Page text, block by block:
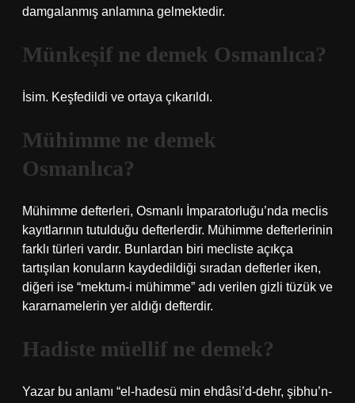
damgalanmış anlamına gelmektedir.
Münkeşif ne demek Osmanlıca?
İsim. Keşfedildi ve ortaya çıkarıldı.
Mühimme ne demek
Osmanlıca?
Mühimme defterleri, Osmanlı İmparatorluğu’nda meclis
kayıtlarının tutulduğu defterlerdir. Mühimme defterlerinin
farklı türleri vardır. Bunlardan biri mecliste açıkça
tartışılan konuların kaydedildiği sıradan defterler iken,
diğeri ise “mektum-i mühimme” adı verilen gizli tüzük ve
kararnamelerin yer aldığı defterdir.
Hadiste müellif ne demek?
Yazar bu anlamı “el-hadesü min ehdâsi’d-dehr, şibhu’n-